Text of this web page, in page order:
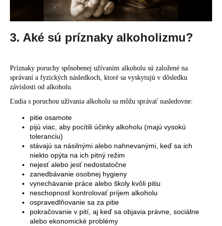
3. Aké sú príznaky alkoholizmu?
Príznaky poruchy spôsobenej užívaním alkoholu sú založené na
správaní a fyzických následkoch, ktoré sa vyskytujú v dôsledku
závislosti od alkoholu.
Ľudia s poruchou užívania alkoholu sa môžu správať nasledovne:
pitie osamote
pijú viac, aby pocítili účinky alkoholu (majú vysokú
toleranciu)
stávajú sa násilnými alebo nahnevanými, keď sa ich
niekto opýta na ich pitný režim
nejesť alebo jesť nedostatočne
zanedbávanie osobnej hygieny
vynechávanie práce alebo školy kvôli pitiu
neschopnosť kontrolovať príjem alkoholu
ospravedlňovanie sa za pitie
pokračovanie v pití, aj keď sa objavia právne, sociálne
alebo ekonomické problémy